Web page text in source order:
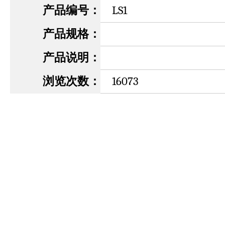
产品编号：
LS1
产品规格：
产品说明：
浏览次数：
16073